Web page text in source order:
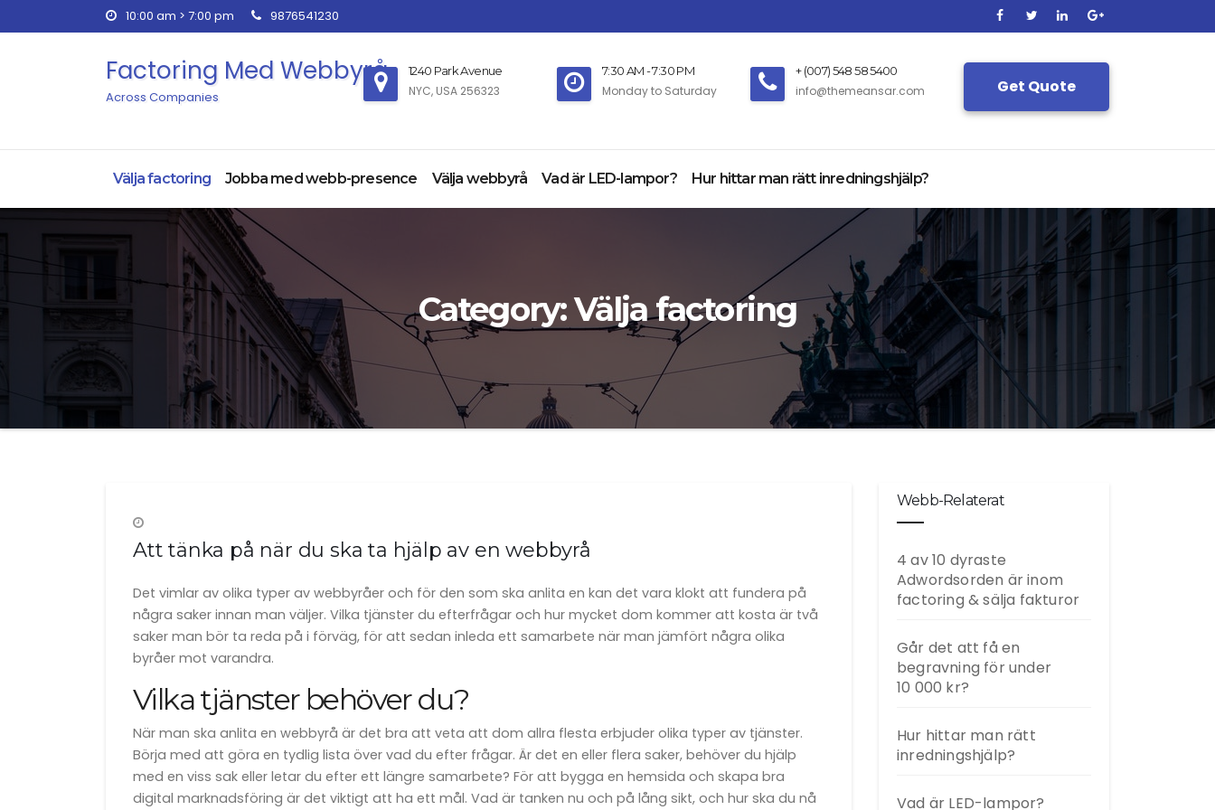
to
10:00 am > 7:00 pm 9876541230
Factoring Med Webbyrå
Across Companies
1240 Park Avenue
NYC, USA 256323
7:30 AM - 7:30 PM
Monday to Saturday
+ (007) 548 58 5400
info@themeansar.com Get Quote
Välja factoring Jobba med webb-presence Välja webbyrå Vad är LED-lampor? Hur hittar man rätt inredningshjälp?
Category:Välja factoring
Att tänka på när du ska ta hjälp av en webbyrå
Det vimlar av olika typer av webbyråer och för den som ska anlita en kan det vara klokt att fundera på
några saker innan man väljer. Vilka tjänster du efterfrågar och hur mycket dom kommer att kosta är två
saker man bör ta reda på i förväg, för att sedan inleda ett samarbete när man jämfört några olika
byråer mot varandra.
Vilka tjänster behöver du?
När man ska anlita en webbyrå är det bra att veta att dom allra flesta erbjuder olika typer av tjänster.
Börja med att göra en tydlig lista över vad du efter frågar. Är det en eller flera saker, behöver du hjälp
med en viss sak eller letar du efter ett längre samarbete? För att bygga en hemsida och skapa bra
digital marknadsföring är det viktigt att ha ett mål. Vad är tanken nu och på lång sikt, och hur ska du nå
Webb-Relaterat
4 av 10 dyraste
Adwordsorden är inom
factoring & sälja fakturor
Går det att få en
begravning för under
10 000 kr?
Hur hittar man rätt
inredningshjälp?
Vad är LED-lampor?